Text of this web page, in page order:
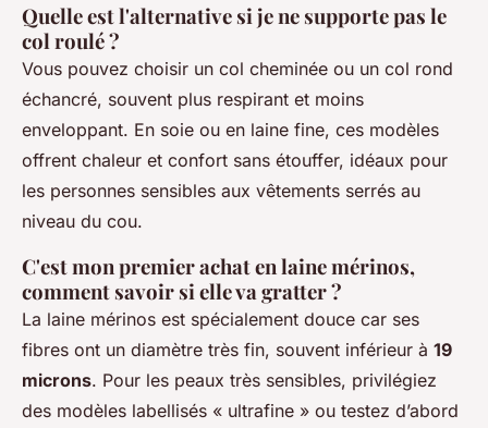
Quelle est l'alternative si je ne supporte pas le
col roulé ?
Vous pouvez choisir un col cheminée ou un col rond
échancré, souvent plus respirant et moins
enveloppant. En soie ou en laine fine, ces modèles
offrent chaleur et confort sans étouffer, idéaux pour
les personnes sensibles aux vêtements serrés au
niveau du cou.
C'est mon premier achat en laine mérinos,
comment savoir si elle va gratter ?
La laine mérinos est spécialement douce car ses
fibres ont un diamètre très fin, souvent inférieur à 19
microns. Pour les peaux très sensibles, privilégiez
des modèles labellisés « ultrafine » ou testez d’abord